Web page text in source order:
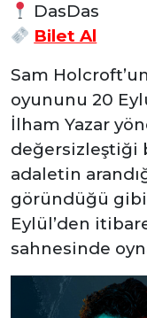
DasDas
Bilet Al
Sam
oyununu 20
İlham Yazar
değersizleştiği
adaletin
göründüğü gibi
Eylül’den
sahnesinde